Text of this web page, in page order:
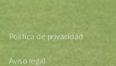
Política de privacidad
Aviso legal